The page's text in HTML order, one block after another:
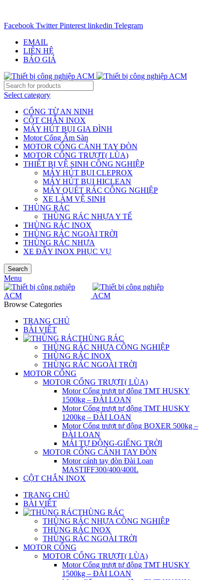
Facebook Twitter Pinterest linkedin Telegram
EMAIL
LIÊN HỆ
BÁO GIÁ
Select category
CỔNG TỪ AN NINH
CỘT CHẮN INOX
MÁY HÚT BỤI GIA ĐÌNH
Motor Cổng Âm Sàn
MOTOR CỔNG CÁNH TAY ĐÒN
MOTOR CỔNG TRƯỢT( LÙA)
THIẾT BỊ VỆ SINH CÔNG NGHIỆP
MÁY HÚT BỤI CLEPROX
MÁY HÚT BỤI HICLEAN
MÁY QUÉT RÁC CÔNG NGHIỆP
XE LÀM VỆ SINH
THÙNG RÁC
THÙNG RÁC NHỰA Y TẾ
THÙNG RÁC INOX
THÙNG RÁC NGOÀI TRỜI
THÙNG RÁC NHỰA
XE ĐẨY INOX PHỤC VỤ
Search
Menu
Browse Categories
TRANG CHỦ
BÀI VIẾT
THÙNG RÁC
THÙNG RÁC NHỰA CÔNG NGHIỆP
THÙNG RÁC INOX
THÙNG RÁC NGOÀI TRỜI
MOTOR CỔNG
MOTOR CỔNG TRƯỢT( LÙA)
Motor Cổng trượt tự động TMT HUSKY
1500kg – ĐÀI LOAN
Motor Cổng trượt tự động TMT HUSKY
1200kg – ĐÀI LOAN
Motor Cổng trượt tự động BOXER 500kg –
ĐÀI LOAN
MÁI TỰ ĐỘNG-GIẾNG TRỜI
MOTOR CỔNG CÁNH TAY ĐÒN
Motor cánh tay đòn Đài Loan
MASTIFF300/400/400L
CỘT CHẮN INOX
TRANG CHỦ
BÀI VIẾT
THÙNG RÁC
THÙNG RÁC NHỰA CÔNG NGHIỆP
THÙNG RÁC INOX
THÙNG RÁC NGOÀI TRỜI
MOTOR CỔNG
MOTOR CỔNG TRƯỢT( LÙA)
Motor Cổng trượt tự động TMT HUSKY
1500kg – ĐÀI LOAN